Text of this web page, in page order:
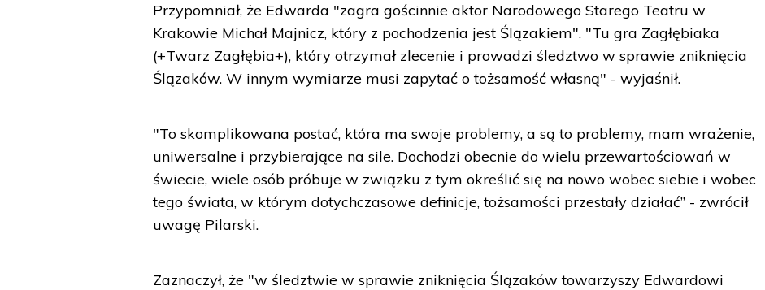
Przypomniał, że Edwarda "zagra gościnnie aktor Narodowego Starego Teatru w
Krakowie Michał Majnicz, który z pochodzenia jest Ślązakiem". "Tu gra Zagłębiaka
(+Twarz Zagłębia+), który otrzymał zlecenie i prowadzi śledztwo w sprawie zniknięcia
Ślązaków. W innym wymiarze musi zapytać o tożsamość własną" - wyjaśnił.
"To skomplikowana postać, która ma swoje problemy, a są to problemy, mam wrażenie,
uniwersalne i przybierające na sile. Dochodzi obecnie do wielu przewartościowań w
świecie, wiele osób próbuje w związku z tym określić się na nowo wobec siebie i wobec
tego świata, w którym dotychczasowe definicje, tożsamości przestały działać” - zwrócił
uwagę Pilarski.
Zaznaczył, że "w śledztwie w sprawie zniknięcia Ślązaków towarzyszy Edwardowi